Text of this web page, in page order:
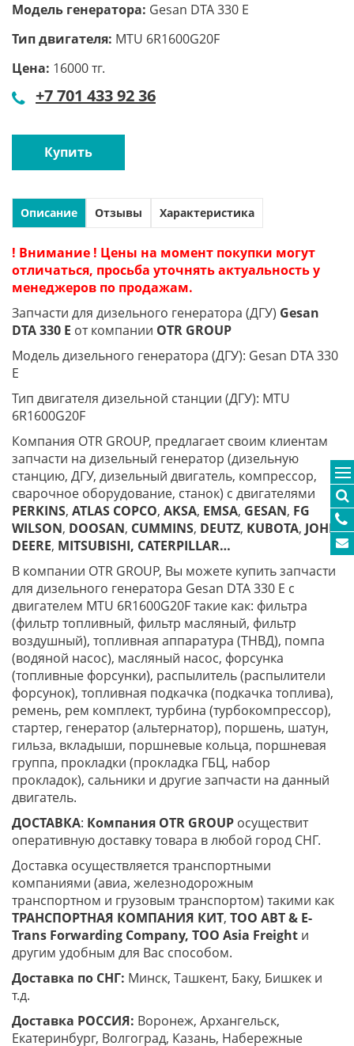
Модель генератора: Gesan DTA 330 E
Тип двигателя: MTU 6R1600G20F
Цена: 16000 тг.
+7 701 433 92 36
Купить
Описание Отзывы Характеристика
! Внимание ! Цены на момент покупки могут
отличаться, просьба уточнять актуальность у
менеджеров по продажам.
Запчасти для дизельного генератора (ДГУ) Gesan
DTA 330 E от компании OTR GROUP
Модель дизельного генератора (ДГУ): Gesan DTA 330
E
Тип двигателя дизельной станции (ДГУ): MTU
6R1600G20F
Компания OTR GROUP, предлагает своим клиентам
запчасти на дизельный генератор (дизельную
станцию, ДГУ, дизельный двигатель, компрессор,
сварочное оборудование, станок) с двигателями
PERKINS, ATLAS COPCO, AKSA, EMSA, GESAN, FG
WILSON, DOOSAN, CUMMINS, DEUTZ, KUBOTA, JOHN
DEERE, MITSUBISHI, CATERPILLAR…
В компании OTR GROUP, Вы можете купить запчасти
для дизельного генератора Gesan DTA 330 E с
двигателем MTU 6R1600G20F такие как: фильтра
(фильтр топливный, фильтр масляный, фильтр
воздушный), топливная аппаратура (ТНВД), помпа
(водяной насос), масляный насос, форсунка
(топливные форсунки), распылитель (распылители
форсунок), топливная подкачка (подкачка топлива),
ремень, рем комплект, турбина (турбокомпрессор),
стартер, генератор (альтернатор), поршень, шатун,
гильза, вкладыши, поршневые кольца, поршневая
группа, прокладки (прокладка ГБЦ, набор
прокладок), сальники и другие запчасти на данный
двигатель.
ДОСТАВКА: Компания OTR GROUP осуществит
оперативную доставку товара в любой город СНГ.
Доставка осуществляется транспортными
компаниями (авиа, железнодорожным
транспортном и грузовым транспортом) такими как
ТРАНСПОРТНАЯ КОМПАНИЯ КИТ, ТОО ABT & E-
Trans Forwarding Company, ТОО Asia Freight и
другим удобным для Вас способом.
Доставка по СНГ: Минск, Ташкент, Баку, Бишкек и
т.д.
Доставка РОССИЯ: Воронеж, Архангельск,
Екатеринбург, Волгоград, Казань, Набережные